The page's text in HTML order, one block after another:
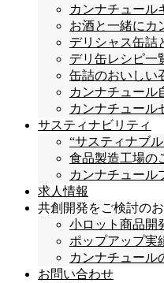
カンナチュール
お酒と一緒にカ
デリシャス缶詰
デリ缶レシピ一
缶詰のおいしい
カンナチュール
カンナチュール
サスティナビリティ
“サスティナブ
食品製造工場の
カンナチュール
求人情報
共創開発をご検討の
小ロット商品開
ポップアップ実
カンナチュール
お問い合わせ